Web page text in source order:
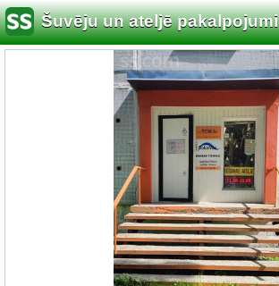
Šuvēju un ateljē pakalpojumi